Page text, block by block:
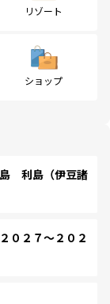
リゾート
ショップ
利島（伊豆諸
２７～２０２